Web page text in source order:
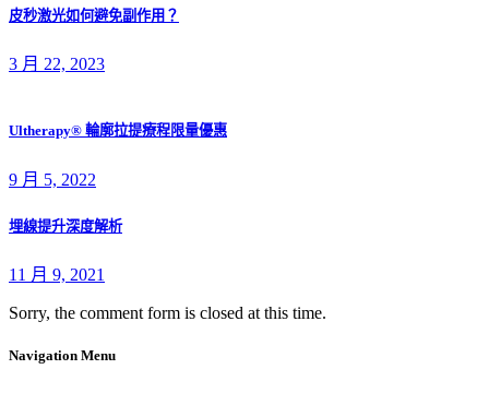
皮秒激光如何避免副作用？
3 月 22, 2023
Ultherapy® 輪廓拉提療程限量優惠
9 月 5, 2022
埋線提升深度解析
11 月 9, 2021
Sorry, the comment form is closed at this time.
Navigation Menu